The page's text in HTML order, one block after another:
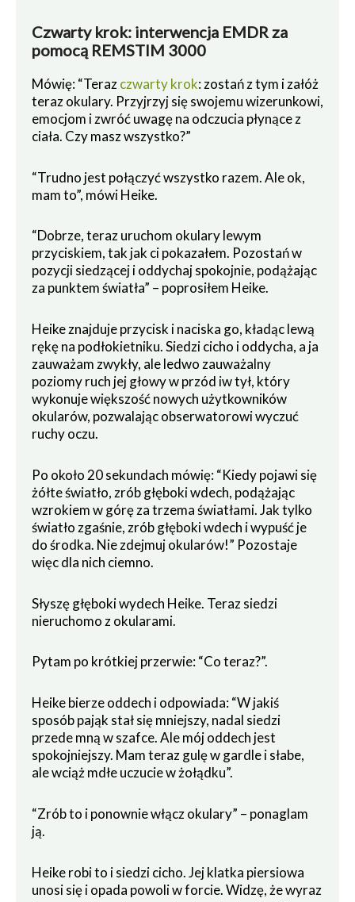
Czwarty krok: interwencja EMDR za
pomocą REMSTIM 3000
Mówię: “Terazczwarty krok: zostań z tym i załóż
teraz okulary. Przyjrzyj się swojemu wizerunkowi,
emocjom i zwróć uwagę na odczucia płynące z
ciała. Czy masz wszystko?”
“Trudno jest połączyć wszystko razem. Ale ok,
mam to”, mówi Heike.
“Dobrze, teraz uruchom okulary lewym
przyciskiem, tak jak ci pokazałem. Pozostań w
pozycji siedzącej i oddychaj spokojnie, podążając
za punktem światła” – poprosiłem Heike.
Heike znajduje przycisk i naciska go, kładąc lewą
rękę na podłokietniku. Siedzi cicho i oddycha, a ja
zauważam zwykły, ale ledwo zauważalny
poziomy ruch jej głowy w przód iw tył, który
wykonuje większość nowych użytkowników
okularów, pozwalając obserwatorowi wyczuć
ruchy oczu.
Po około 20 sekundach mówię: “Kiedy pojawi się
żółte światło, zrób głęboki wdech, podążając
wzrokiem w górę za trzema światłami. Jak tylko
światło zgaśnie, zrób głęboki wdech i wypuść je
do środka. Nie zdejmuj okularów!” Pozostaje
więc dla nich ciemno.
Słyszę głęboki wydech Heike. Teraz siedzi
nieruchomo z okularami.
Pytam po krótkiej przerwie: “Co teraz?”.
Heike bierze oddech i odpowiada: “W jakiś
sposób pająk stał się mniejszy, nadal siedzi
przede mną w szafce. Ale mój oddech jest
spokojniejszy. Mam teraz gulę w gardle i słabe,
ale wciąż mdłe uczucie w żołądku”.
“Zrób to i ponownie włącz okulary” – ponaglam
ją.
Heike robi to i siedzi cicho. Jej klatka piersiowa
unosi się i opada powoli w forcie. Widzę, że wyraz